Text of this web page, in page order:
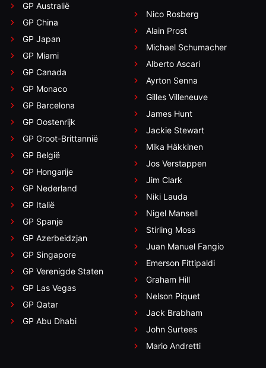
GP Australië
GP China
GP Japan
GP Miami
GP Canada
GP Monaco
GP Barcelona
GP Oostenrijk
GP Groot-Brittannië
GP België
GP Hongarije
GP Nederland
GP Italië
GP Spanje
GP Azerbeidzjan
GP Singapore
GP Verenigde Staten
GP Las Vegas
GP Qatar
GP Abu Dhabi
Nico Rosberg
Alain Prost
Michael Schumacher
Alberto Ascari
Ayrton Senna
Gilles Villeneuve
James Hunt
Jackie Stewart
Mika Häkkinen
Jos Verstappen
Jim Clark
Niki Lauda
Nigel Mansell
Stirling Moss
Juan Manuel Fangio
Emerson Fittipaldi
Graham Hill
Nelson Piquet
Jack Brabham
John Surtees
Mario Andretti